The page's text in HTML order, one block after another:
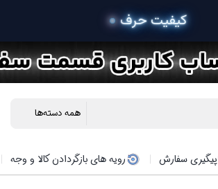
پیگیری سفارش رویه های بازگردادن کالا و وجه
خ